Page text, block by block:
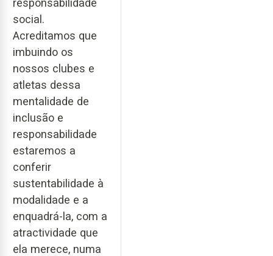
responsabilidade
social.
Acreditamos que
imbuindo os
nossos clubes e
atletas dessa
mentalidade de
inclusão e
responsabilidade
estaremos a
conferir
sustentabilidade à
modalidade e a
enquadrá-la, com a
atractividade que
ela merece, numa